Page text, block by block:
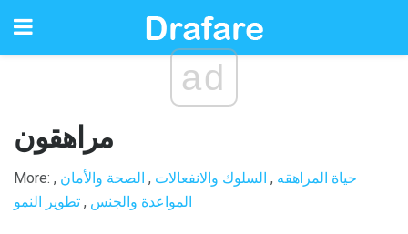
ad
مراهقون
More: حياة المراهقه , السلوك والانفعالات , الصحة والأمان ,
المواعدة والجنس , تطوير النمو